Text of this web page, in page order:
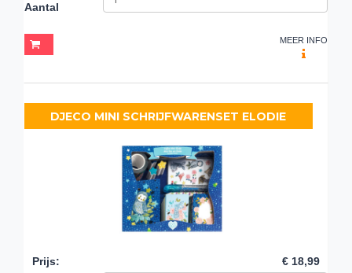
Aantal
MEER INFO
DJECO MINI SCHRIJFWARENSET ELODIE
Prijs: € 18,99